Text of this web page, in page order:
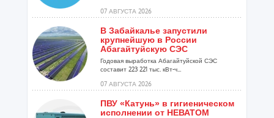
07 АВГУСТА 2026
В Забайкалье запустили
крупнейшую в России
Абагайтуйскую СЭС
Годовая выработка Абагайтуйской СЭС
составит 223 221 тыс. кВт-ч...
07 АВГУСТА 2026
ПВУ «Катунь» в гигиеническом
исполнении от НЕВАТОМ